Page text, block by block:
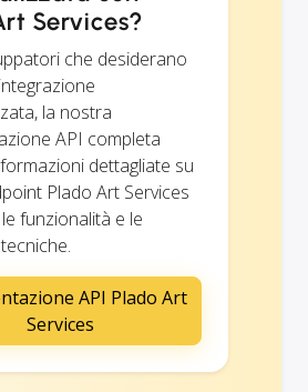
Services?
che desiderano
la nostra
API completa
dettagliate su
Plado Art Services
funzionalità e le
API Plado Art
Services